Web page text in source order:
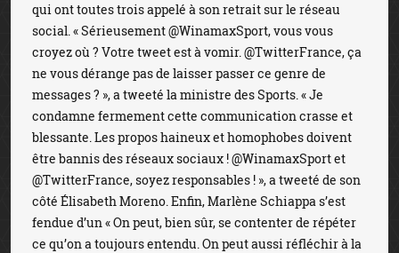
qui ont toutes trois appelé à son retrait sur le réseau
social. « Sérieusement @WinamaxSport, vous vous
croyez où ? Votre tweet est à vomir. @TwitterFrance, ça
ne vous dérange pas de laisser passer ce genre de
messages ? », a tweeté la ministre des Sports. « Je
condamne fermement cette communication crasse et
blessante. Les propos haineux et homophobes doivent
être bannis des réseaux sociaux ! @WinamaxSport et
@TwitterFrance, soyez responsables ! », a tweeté de son
côté Élisabeth Moreno. Enfin, Marlène Schiappa s’est
fendue d’un « On peut, bien sûr, se contenter de répéter
ce qu’on a toujours entendu. On peut aussi réfléchir à la